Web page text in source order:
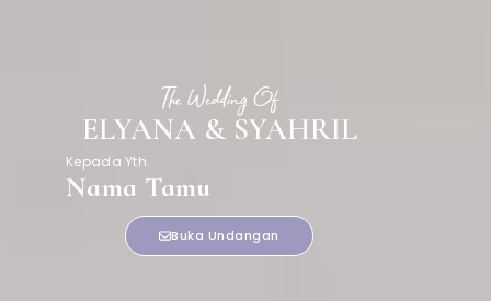
The Wedding Of
ELYANA & SYAHRIL
Kepada Yth.
Nama Tamu
Buka Undangan